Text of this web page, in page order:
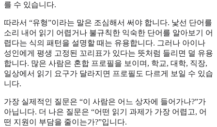
를 수 있습니다.
따라서 “유형”이라는 말은 조심해서 써야 합니다. 낯선 단어를
소리 내어 읽기 어렵거나 불규칙한 익숙한 단어를 알아보기 어
렵다는 식의 패턴을 설명할 때는 유용합니다. 그러나 아이나
성인에게 평생 고정된 꼬리표가 있다는 뜻처럼 들리면 덜 유용
합니다. 많은 사람은 혼합 프로필을 보이며, 학교, 대학, 직장,
일상에서 읽기 요구가 달라지면 프로필도 다르게 보일 수 있습
니다.
가장 실제적인 질문은 “이 사람은 어느 상자에 들어가나?”가
아닙니다. 더 나은 질문은 “어떤 읽기 과제가 가장 어렵고, 어
떤 지원이 부담을 줄이는가?”입니다.